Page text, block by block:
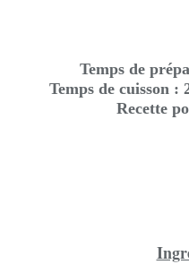
Temps de
Temps de cuisson :
Recette